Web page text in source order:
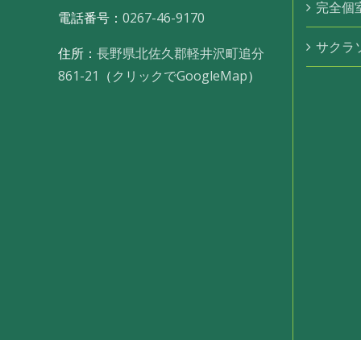
電話番号： 0267-46-9170
住所： 長野県北佐久郡軽井沢町追分
861-21 （クリックでGoogleMap）
完全個
サクラ